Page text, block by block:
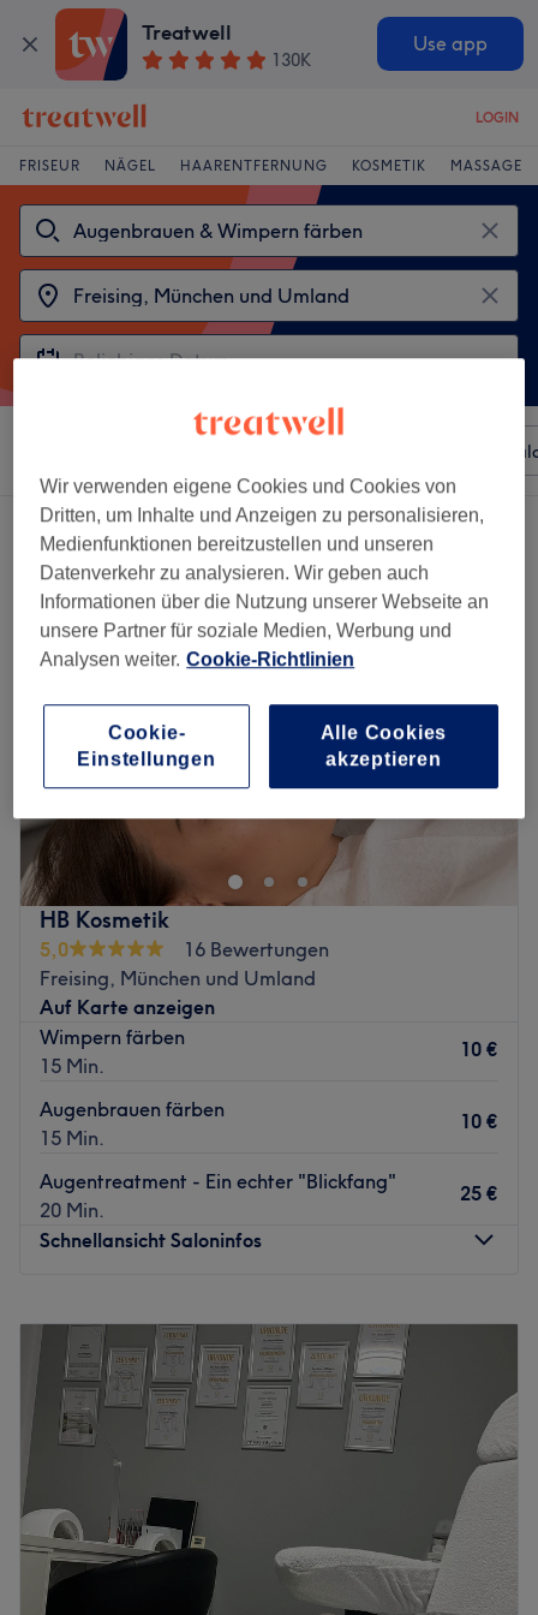
Treatwell
130K
Use app
LOGIN
FRISEUR NÄGEL HAARENTFERNUNG KOSMETIK MASSAGE
2 Salons die anbieten:
augenbrauen & wimpern färben in Freising, München und Umland
HB Kosmetik
5,0
16 Bewertungen
Freising, München und Umland
Auf Karte anzeigen
Wimpern färben
15 Min.
10 €
Augenbrauen färben
15 Min.
10 €
Augentreatment - Ein echter "Blickfang"
20 Min.
25 €
Schnellansicht Saloninfos
Dienstag
10:00
Mittwoch
10:00
Donnerstag
10:00
Freitag
10:00
Samstag
Geschlossen
Geschlossen
Strahlend rein und jugendlich frisch - wer sich solch ein
Hautbild wünscht, sollte dem Kosmetikstudio HB Kosmetik
in Freising einen Besuch abstatten!
Wir verwenden eigene Cookies und Cookies von
Dritten, um Inhalte und Anzeigen zu personalisieren,
Medienfunktionen bereitzustellen und unseren
Datenverkehr zu analysieren. Wir geben auch
Informationen über die Nutzung unserer Webseite an
unsere Partner für soziale Medien, Werbung und
Analysen weiter. Cookie-Richtlinien
Cookie-
Einstellungen
Alle Cookies
akzeptieren